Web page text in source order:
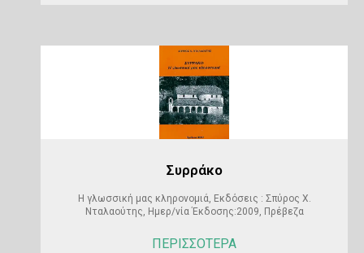
Συρράκο
Η γλωσσική μας κληρονομιά, Εκδόσεις : Σπύρος Χ.
Νταλαούτης, Ημερ/νία Έκδοσης:2009, Πρέβεζα
ΠΕΡΙΣΣΟΤΕΡΑ